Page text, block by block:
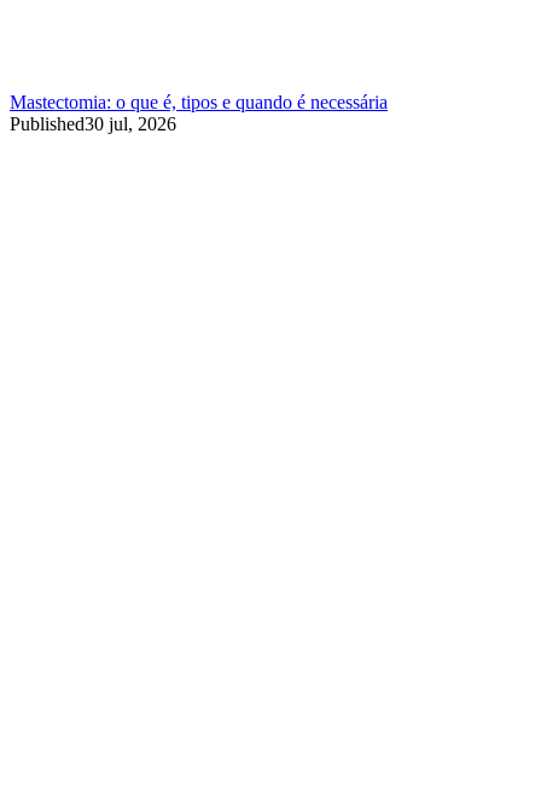
Mastectomia: o que é, tipos e quando é necessária
Published30 jul, 2026